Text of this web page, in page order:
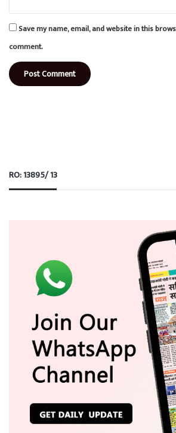
Save my name, email, and website in this
comment.
RO: 13895/ 13